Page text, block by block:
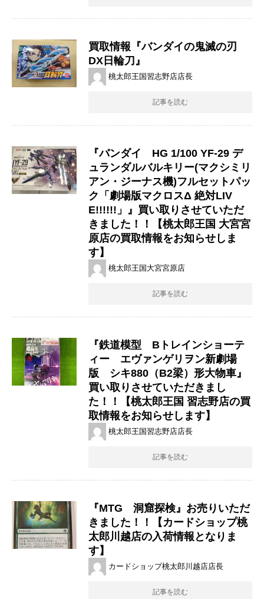
買取情報『バンダイの鬼滅の刃
DX日輪刀』
桃太郎王国習志野店店長
記事を読む
『バンダイ HG 1/100 YF-29 デ
ュランダルバルキリー(マクシミリ
アン・ジーナス機)フルセットパッ
ク​「劇場版マクロスΔ ​絶対LIV
E!!!!!!」』買い取りさせていただ
きました！！【桃太郎王国 大宮宮
原店の買取情報をお知らせしま
す】
桃太郎王国大宮宮原店
記事を読む
『鉄道模型 Bトレインショーテ
ィー エヴァンゲリヲン新劇場
版 シキ880（B2梁）形大物車』
買い取りさせていただきまし
た！！【桃太郎王国 習志野店の買
取情報をお知らせします】
桃太郎王国習志野店店長
記事を読む
『MTG 洞窟探検』お売りいただ
きました！！【カードショップ桃
太郎川越店の入荷情報となりま
す】
カードショップ桃太郎川越店店長
記事を読む